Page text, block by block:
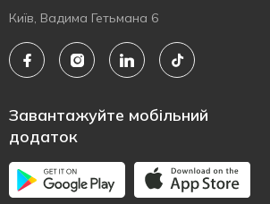
Київ, Вадима Гетьмана 6
Завантажуйте мобільний
додаток